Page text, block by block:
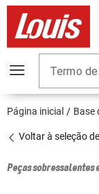
Termo
Página inicial Base
Voltar à seleção
Peças sobressalentes